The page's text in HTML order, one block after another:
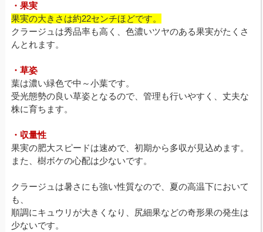
・果実
果実の大きさは約22センチほどです。
クラージュは秀品率も高く、色濃いツヤのある果実がたくさ
んとれます。
・草姿
葉は濃い緑色で中～小葉です。
受光態勢の良い草姿となるので、管理も行いやすく、丈夫な
株に育ちます。
・収量性
果実の肥大スピードは速めで、初期から多収が見込めます。
また、樹ボケの心配は少ないです。
クラージュは暑さにも強い性質なので、夏の高温下において
も、
順調にキュウリが大きくなり、尻細果などの奇形果の発生は
少ないです。